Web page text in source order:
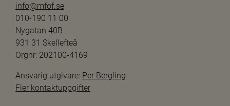
info@mfof.se
010-190 11 00
Nygatan 40B
931 31 Skellefteå
Orgnr: 202100-4169
Ansvarig utgivare: Per Bergling
Fler kontaktuppgifter